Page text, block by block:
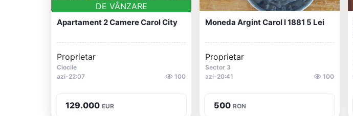
DE VÂNZARE
Apartament 2 Camere Carol City
Proprietar
Ciocile
azi-22:07
100
129.000 EUR
Moneda Argint Carol I 1881 5 Lei
Proprietar
Sector 3
azi-20:41
100
500 RON